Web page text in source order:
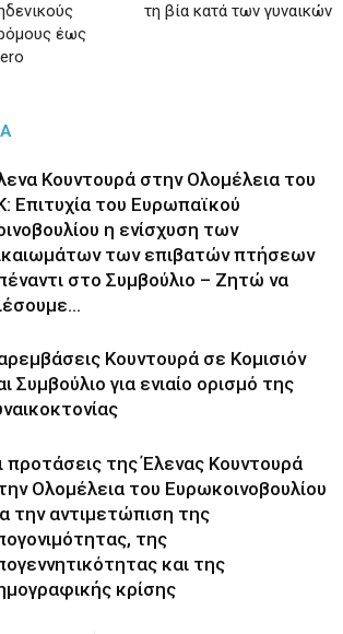
έως
τη βία κατά των γυναικών
Κουντουρά στην Ολομέλεια του
Επιτυχία του Ευρωπαϊκού
η ενίσχυση των
των επιβατών πτήσεων
στο Συμβούλιο – Ζητώ να
Κουντουρά σε Κομισιόν
Συμβούλιο για ενιαίο ορισμό της
προτάσεις της Έλενας Κουντουρά
Ολομέλεια του Ευρωκοινοβουλίου
την αντιμετώπιση της
της
και της
κρίσης